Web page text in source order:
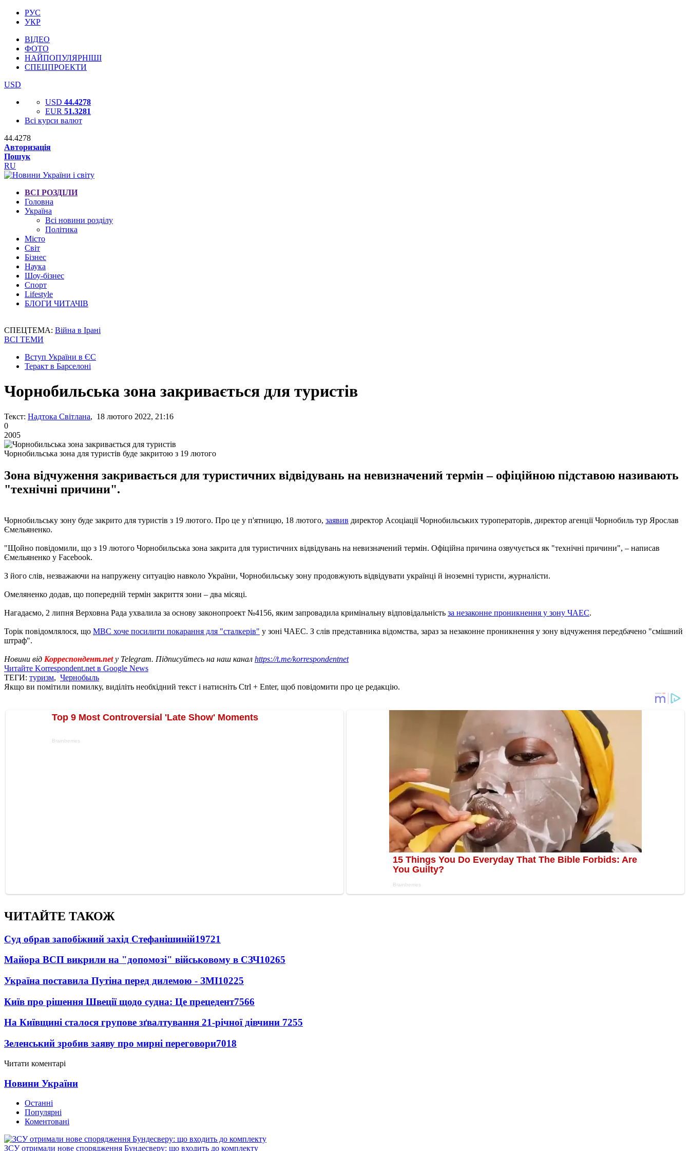
РУС
УКР
ВІДЕО
ФОТО
НАЙПОПУЛЯРНІШІ
СПЕЦПРОЕКТИ
USD
USD 44.4278
EUR 51.3281
Всі курси валют
44.4278
Авторизація
Пошук
RU
ВСІ РОЗДІЛИ
Головна
Україна
Всі новини розділу
Політика
Місто
Світ
Бізнес
Наука
Шоу-бізнес
Спорт
Lifestyle
БЛОГИ ЧИТАЧІВ
СПЕЦТЕМА: Війна в Ірані
ВСІ ТЕМИ
Вступ України в ЄС
Теракт в Барселоні
Чорнобильська зона закривається для туристів
Текст: Надтока Світлана, 18 лютого 2022, 21:16
0
2005
Чорнобильська зона для туристів буде закритою з 19 лютого
Зона відчуження закривається для туристичних відвідувань на невизначений термін – офіційною підставою називають
"технічні причини".
Чорнобильську зону буде закрито для туристів з 19 лютого. Про це у п'ятницю, 18 лютого, заявив директор Асоціації Чорнобильських туроператорів, директор агенції Чорнобиль тур Ярослав
Ємельяненко.
"Щойно повідомили, що з 19 лютого Чорнобильська зона закрита для туристичних відвідувань на невизначений термін. Офіційна причина озвучується як "технічні причини", – написав
Ємельяненко у Facebook.
З його слів, незважаючи на напружену ситуацію навколо України, Чорнобильську зону продовжують відвідувати українці й іноземні туристи, журналісти.
Омеляненко додав, що попередній термін закриття зони – два місяці.
Нагадаємо, 2 липня Верховна Рада ухвалила за основу законопроект №4156, яким запровадила кримінальну відповідальність за незаконне проникнення у зону ЧАЕС.
Торік повідомлялося, що МВС хоче посилити покарання для "сталкерів" у зоні ЧАЕС. З слів представника відомства, зараз за незаконне проникнення у зону відчуження передбачено "смішний
штраф".
Новини від Корреспондент.netу Telegram. Підписуйтесь на наш канал https://t.me/korrespondentnet
Читайте Korrespondent.net в Google News
ТЕГИ: туризм, Чернобыль
Якщо ви помітили помилку, виділіть необхідний текст і натисніть Ctrl + Enter, щоб повідомити про це редакцію.
ЧИТАЙТЕ ТАКОЖ
Суд обрав запобіжний захід Стефанішиній19721
Майора ВСП викрили на "допомозі" військовому в СЗЧ10265
Україна поставила Путіна перед дилемою - ЗМІ10225
Київ про рішення Швеції щодо судна: Це прецедент7566
На Київщині сталося групове зґвалтування 21-річної дівчини 7255
Зеленський зробив заяву про мирні переговори7018
Читати коментарі
Новини України
Останні
Популярні
Коментовані
ЗСУ отримали нове спорядження Бундесверу: що входить до комплекту